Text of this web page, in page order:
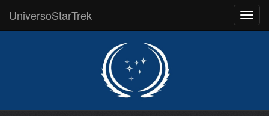
UniversoStarTrek